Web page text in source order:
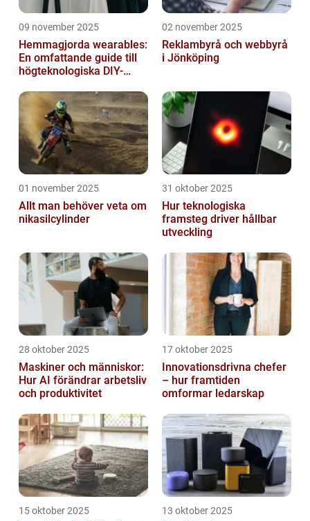
09 november 2025
Hemmagjorda wearables:
En omfattande guide till
högteknologiska DIY-
02 november 2025
Reklambyrå och webbyrå
i Jönköping
01 november 2025
Allt man behöver veta om
nikasilcylinder
31 oktober 2025
Hur teknologiska
framsteg driver hållbar
utveckling
28 oktober 2025
Maskiner och människor:
Hur AI förändrar arbetsliv
och produktivitet
17 oktober 2025
Innovationsdrivna chefer
– hur framtiden
omformar ledarskap
15 oktober 2025 13 oktober 2025